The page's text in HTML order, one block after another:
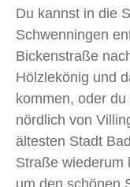
Du kannst in die
Schwenningen
Bickenstraße
Hölzlekönig und
kommen, oder
nördlich von
ältesten Stadt
Straße wiederum